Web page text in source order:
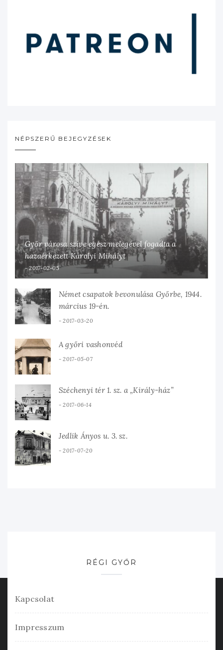
NÉPSZERŰ BEJEGYZÉSEK
Győr városa szíve egész melegével fogadta a
hazaérkezett Károlyi Mihályt
2017-02-05
Német csapatok bevonulása Győrbe, 1944.
március 19-én.
2017-03-20
A győri vashonvéd
2017-05-07
Széchenyi tér 1. sz. a „Király-ház”
2017-06-14
Jedlik Ányos u. 3. sz.
2017-07-20
RÉGI GYŐR
Kapcsolat
Impresszum